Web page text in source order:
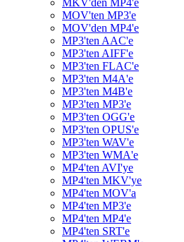
MKV'den MP4'e
MOV'ten MP3'e
MOV'den MP4'e
MP3'ten AAC'e
MP3'ten AIFF'e
MP3'ten FLAC'e
MP3'ten M4A'e
MP3'ten M4B'e
MP3'ten MP3'e
MP3'ten OGG'e
MP3'ten OPUS'e
MP3'ten WAV'e
MP3'ten WMA'e
MP4'ten AVI'ye
MP4'ten MKV'ye
MP4'ten MOV'a
MP4'ten MP3'e
MP4'ten MP4'e
MP4'ten SRT'e